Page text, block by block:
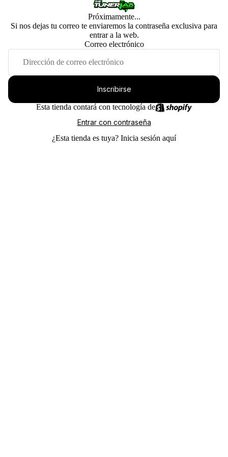
Próximamente...
Si nos dejas tu correo te enviaremos la contraseña exclusiva para
entrar a la web.
Correo electrónico
Inscribirse
Esta tienda contará con tecnología de
Entrar con contraseña
¿Esta tienda es tuya? Inicia sesión aquí